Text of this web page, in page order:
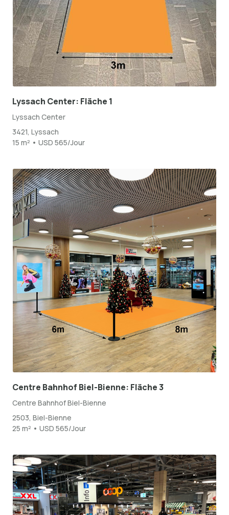
Lyssach Center: Fläche 1
Lyssach Center
3421, Lyssach
15 m² • USD 565/Jour
Centre Bahnhof Biel-Bienne: Fläche 3
Centre Bahnhof Biel-Bienne
2503, Biel-Bienne
25 m² • USD 565/Jour